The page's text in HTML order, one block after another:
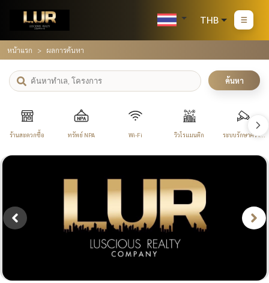
THB
หน้าแรก ผลการค้นหา
ค้นหา
ร้านสะดวกซื้อ ทรัพย์ NPA Wi-Fi วิวโรแมนติก ระบบรักษาความ